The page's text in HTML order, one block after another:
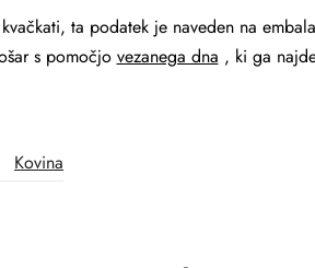
ta podatek je naveden na
s pomočjo vezanega dna , ki ga
Kovina